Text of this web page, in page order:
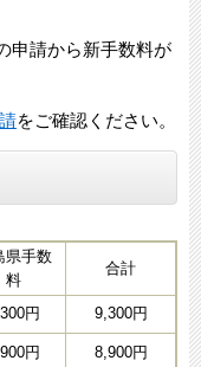
請から新手数料が
をご確認ください。
県手数
料
合計
円 9,300円
円
8,900円